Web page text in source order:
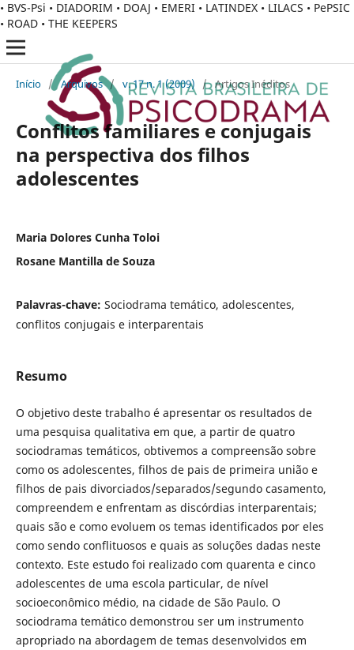
• BVS-Psi • DIADORIM • DOAJ • EMERI • LATINDEX • LILACS • PePSIC
• ROAD • THE KEEPERS
Início / Arquivos / v. 17 n. 1 (2009) / Artigos Inéditos
Conflitos familiares e conjugais
na perspectiva dos filhos
adolescentes
Maria Dolores Cunha Toloi
Rosane Mantilla de Souza
Palavras-chave: Sociodrama temático, adolescentes,
conflitos conjugais e interparentais
Resumo
O objetivo deste trabalho é apresentar os resultados de
uma pesquisa qualitativa em que, a partir de quatro
sociodramas temáticos, obtivemos a compreensão sobre
como os adolescentes, filhos de pais de primeira união e
filhos de pais divorciados/separados/segundo casamento,
compreendem e enfrentam as discórdias interparentais;
quais são e como evoluem os temas identificados por eles
como sendo conflituosos e quais as soluções dadas neste
contexto. Este estudo foi realizado com quarenta e cinco
adolescentes de uma escola particular, de nível
socioeconômico médio, na cidade de São Paulo. O
sociodrama temático demonstrou ser um instrumento
apropriado na abordagem de temas desenvolvidos em